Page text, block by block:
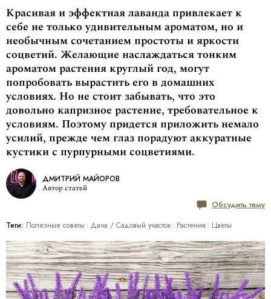
Красивая и эффектная лаванда привлекает к
себе не только удивительным ароматом, но и
необычным сочетанием простоты и яркости
соцветий. Желающие наслаждаться тонким
ароматом растения круглый год, могут
попробовать вырастить его в домашних
условиях. Но не стоит забывать, что это
довольно капризное растение, требовательное к
условиям. Поэтому придется приложить немало
усилий, прежде чем глаз порадуют аккуратные
кустики с пурпурными соцветиями.
ДМИТРИЙ МАЙОРОВ
Автор статей
Обсудить тему
Теги: Полезные советы Дача / Cадовый участок Растения Цветы